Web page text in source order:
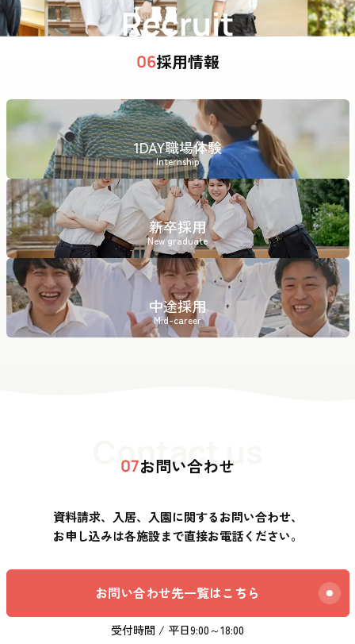
Recruit
06採用情報
1DAY職場体験
Internship
新卒採用
New graduate
中途採用
Mid-career
Contact us
07お問い合わせ
資料請求、入居、入園に関するお問い合わせ、
お申し込みは各施設まで直接お電話ください。
お問い合わせ先一覧はこちら
受付時間 / 平日9:00～18:00